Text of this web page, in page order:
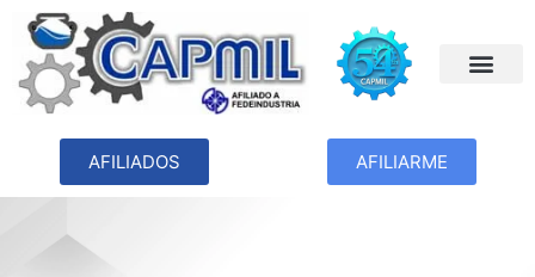
AFILIADOS AFILIARME